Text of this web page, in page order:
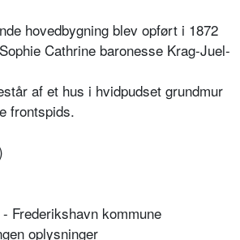
hovedbygning blev opført i 1872
Cathrine baronesse Krag-Juel-
af et hus i hvidpudset grundmur
frontspids.
Frederikshavn kommune
oplysninger